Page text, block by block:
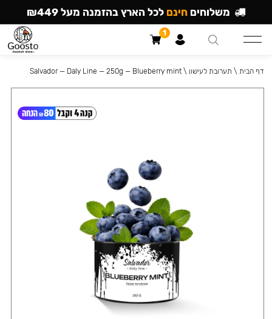
דף הבית \ תערובת לעישון \
Salvador — Daly Line — 250g — Blueberry mint
משלוחים חינם לכל הארץ בהזמנה מעל ₪449
1